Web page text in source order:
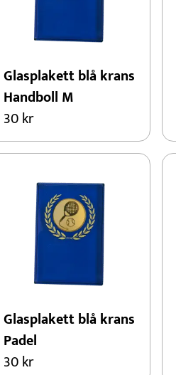
Glasplakett blå krans
Handboll M
30kr
Glasplakett blå krans
Padel
30kr